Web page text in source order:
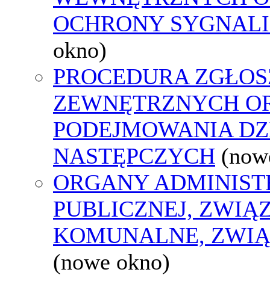
OCHRONY
okno)
PROCEDURA
ZEWNĘTRZNYCH
PODEJMOWANIA
NASTĘPCZYCH
ORGANY
PUBLICZNEJ,
KOMUNALNE,
(nowe okno)